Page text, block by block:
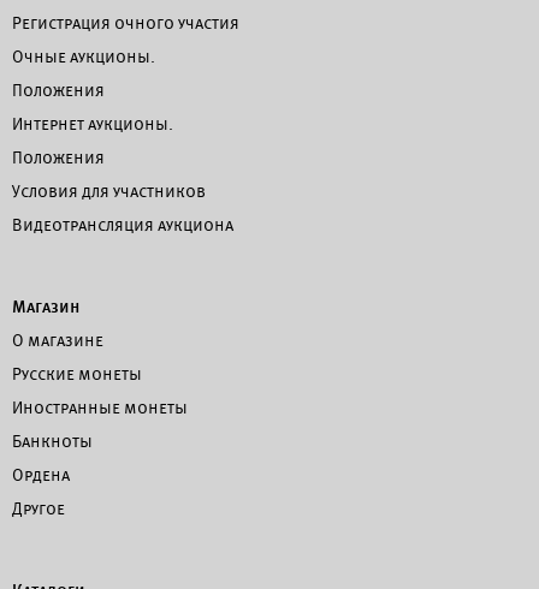
Регистрация очного участия
Очные аукционы.
Положения
Интернет аукционы.
Положения
Условия для участников
Видеотрансляция аукциона
Магазин
О магазине
Русские монеты
Иностранные монеты
Банкноты
Ордена
Другое